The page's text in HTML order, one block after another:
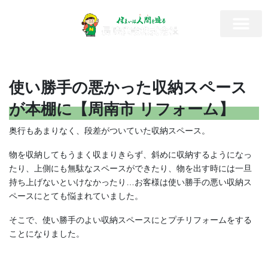
使い勝手の悪かった収納スペース
が本棚に【周南市 リフォーム】
奥行もあまりなく、段差がついていた収納スペース。
物を収納してもうまく収まりきらず、斜めに収納するようになっ
たり、上側にも無駄なスペースができたり、物を出す時には一旦
持ち上げないといけなかったり…お客様は使い勝手の悪い収納ス
ペースにとても悩まれていました。
そこで、使い勝手のよい収納スペースにとプチリフォームをする
ことになりました。